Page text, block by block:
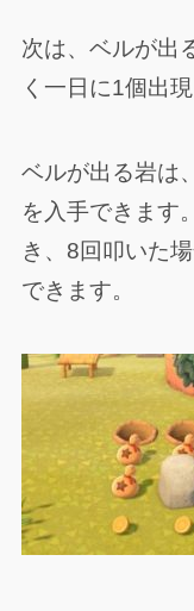
次は、ベルが出
く一日に1個出現
ベルが出る岩は
を入手できます
き、8回叩いた
できます。